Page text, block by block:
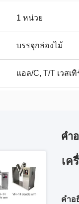
1 หน่วย
บรรจุกล่องไม้
แอล/C, T/T เวสเ
คํา
เค
คําอ